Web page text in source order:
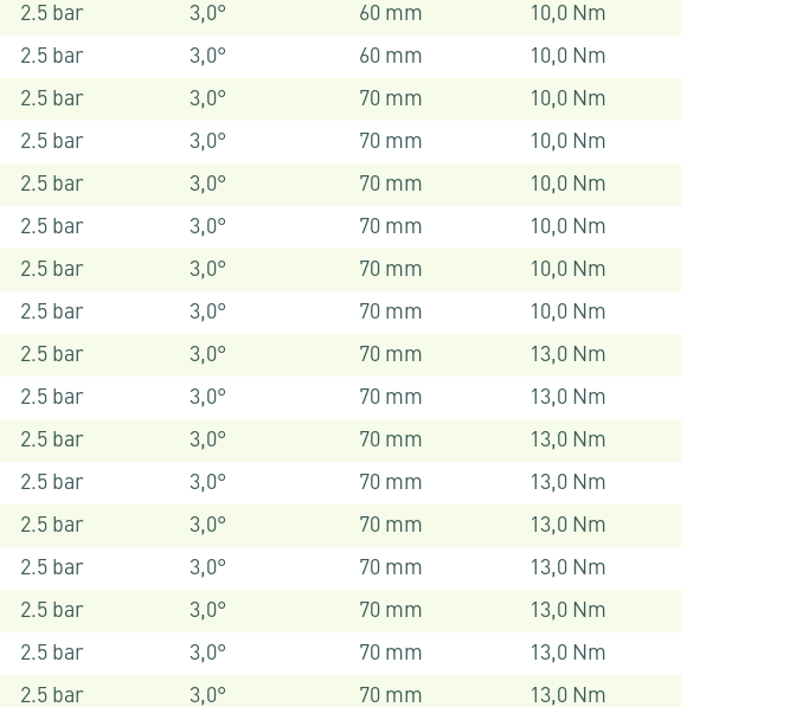
2.5 bar 3,0° 60 mm
10,0 Nm
2.5 bar 3,0° 60 mm
10,0 Nm
2.5 bar 3,0° 70 mm
10,0 Nm
2.5 bar 3,0° 70 mm
10,0 Nm
2.5 bar 3,0° 70 mm
10,0 Nm
2.5 bar 3,0° 70 mm
10,0 Nm
2.5 bar 3,0° 70 mm
10,0 Nm
2.5 bar 3,0° 70 mm
10,0 Nm
2.5 bar 3,0° 70 mm
13,0 Nm
2.5 bar 3,0° 70 mm
13,0 Nm
2.5 bar 3,0° 70 mm
13,0 Nm
2.5 bar 3,0° 70 mm
13,0 Nm
2.5 bar 3,0° 70 mm
13,0 Nm
2.5 bar 3,0° 70 mm
13,0 Nm
2.5 bar 3,0° 70 mm
13,0 Nm
2.5 bar 3,0° 70 mm
13,0 Nm
2.5 bar 3,0° 70 mm 13,0 Nm